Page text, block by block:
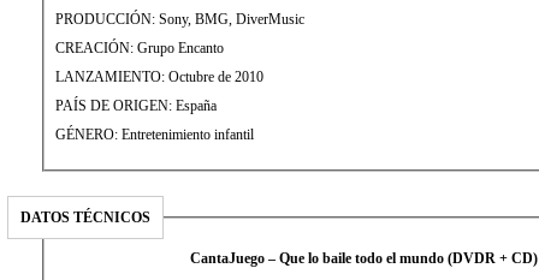
PRODUCCIÓN: Sony, BMG, DiverMusic
CREACIÓN: Grupo Encanto
LANZAMIENTO: Octubre de 2010
PAÍS DE ORIGEN: España
GÉNERO: Entretenimiento infantil
DATOS TÉCNICOS
CantaJuego – Que lo baile todo el mundo (DVDR +